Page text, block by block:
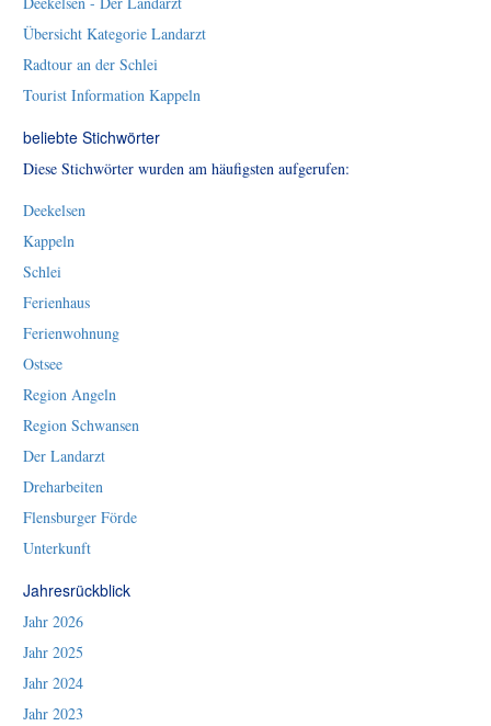
Übersicht Kategorie Landarzt
Radtour an der Schlei
Tourist Information Kappeln
beliebte Stichwörter
Diese Stichwörter wurden am häufigsten aufgerufen:
Deekelsen
Kappeln
Schlei
Ferienhaus
Ferienwohnung
Ostsee
Region Angeln
Region Schwansen
Der Landarzt
Dreharbeiten
Flensburger Förde
Unterkunft
Jahresrückblick
Jahr 2026
Jahr 2025
Jahr 2024
Jahr 2023